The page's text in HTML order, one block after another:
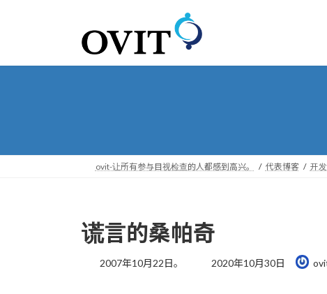
ovit-让所有参与目视检查的人都感到高兴。 代表博客 开发
谎言的桑帕奇
2007年10月22日。
最
2020年10月30日